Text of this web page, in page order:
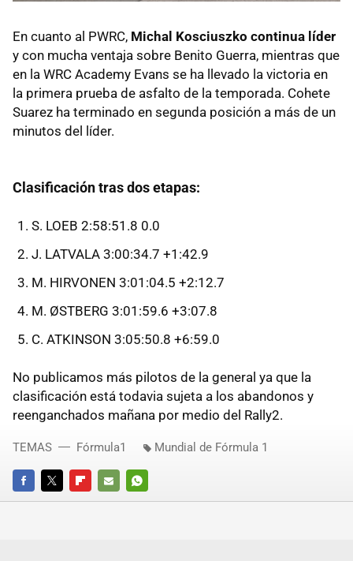
En cuanto al PWRC, Michal Kosciuszko continua líder
y con mucha ventaja sobre Benito Guerra, mientras que
en la WRC Academy Evans se ha llevado la victoria en
la primera prueba de asfalto de la temporada. Cohete
Suarez ha terminado en segunda posición a más de un
minutos del líder.
Clasificación tras dos etapas:
S. LOEB 2:58:51.8 0.0
J. LATVALA 3:00:34.7 +1:42.9
M. HIRVONEN 3:01:04.5 +2:12.7
M. ØSTBERG 3:01:59.6 +3:07.8
C. ATKINSON 3:05:50.8 +6:59.0
No publicamos más pilotos de la general ya que la
clasificación está todavia sujeta a los abandonos y
reenganchados mañana por medio del Rally2.
FACEBOOKTWITTERFLIPBOARD
E-
WHATSAPP
TEMAS Fórmula1 Mundial de Fórmula 1